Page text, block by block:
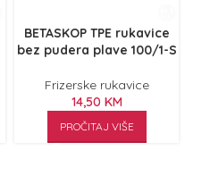
BETASKOP TPE rukavice
bez pudera plave 100/1-S
Frizerske rukavice
14,50 KM
PROČITAJ VIŠE